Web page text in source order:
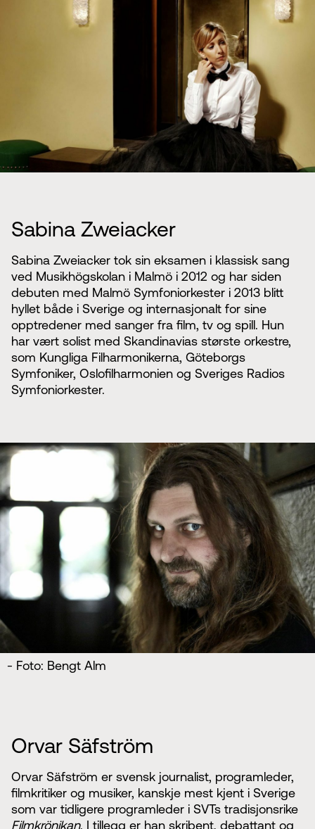
Sabina Zweiacker
Sabina Zweiacker tok sin eksamen i klassisk sang
ved Musikhögskolan i Malmö i 2012 og har siden
debuten med Malmö Symfoniorkester i 2013 blitt
hyllet både i Sverige og internasjonalt for sine
opptredener med sanger fra film, tv og spill. Hun
har vært solist med Skandinavias største orkestre,
som Kungliga Filharmonikerna, Göteborgs
Symfoniker, Oslofilharmonien og Sveriges Radios
Symfoniorkester.
- Foto: Bengt Alm
Orvar Säfström
Orvar Säfström er svensk journalist, programleder,
filmkritiker og musiker, kanskje mest kjent i Sverige
som var tidligere programleder i SVTs tradisjonsrike
Filmkrönikan. I tillegg er han skribent, debattant og